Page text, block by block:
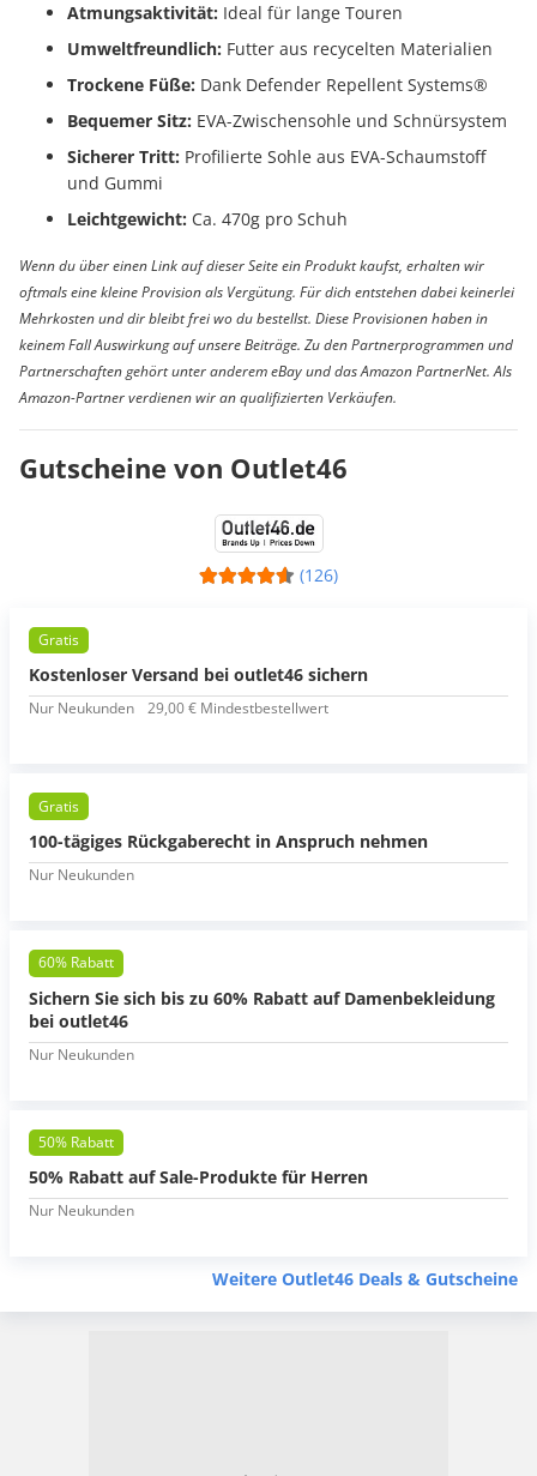
Atmungsaktivität: Ideal für lange Touren
Umweltfreundlich: Futter aus recycelten Materialien
Trockene Füße: Dank Defender Repellent Systems®
Bequemer Sitz: EVA-Zwischensohle und Schnürsystem
Sicherer Tritt: Profilierte Sohle aus EVA-Schaumstoff
und Gummi
Leichtgewicht: Ca. 470g pro Schuh
Wenn du über einen Link auf dieser Seite ein Produkt kaufst, erhalten wir
oftmals eine kleine Provision als Vergütung. Für dich entstehen dabei keinerlei
Mehrkosten und dir bleibt frei wo du bestellst. Diese Provisionen haben in
keinem Fall Auswirkung auf unsere Beiträge. Zu den Partnerprogrammen und
Partnerschaften gehört unter anderem eBay und das Amazon PartnerNet. Als
Amazon-Partner verdienen wir an qualifizierten Verkäufen.
Gutscheine von Outlet46
(126)
Gratis
Kostenloser Versand bei outlet46 sichern
Nur Neukunden 29,00 € Mindestbestellwert
Gratis
100-tägiges Rückgaberecht in Anspruch nehmen
Nur Neukunden
60% Rabatt
Sichern Sie sich bis zu 60% Rabatt auf Damenbekleidung
bei outlet46
Nur Neukunden
50% Rabatt
50% Rabatt auf Sale-Produkte für Herren
Nur Neukunden
Weitere Outlet46 Deals & Gutscheine